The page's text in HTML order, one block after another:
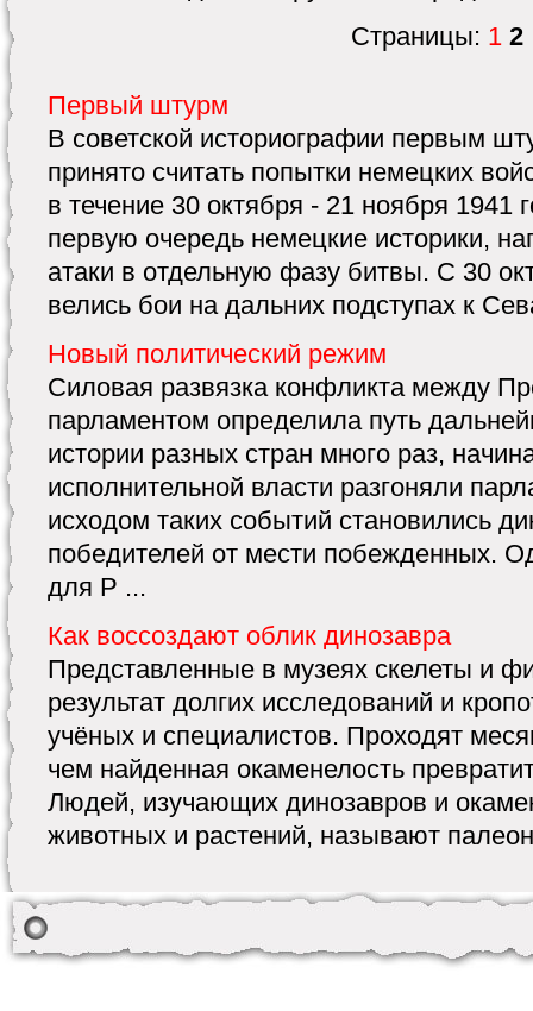
Страницы: 1 2
Первый штурм
В советской историографии первым
принято считать попытки немецких
в течение 30 октября - 21 ноября 1941
первую очередь немецкие историки,
атаки в отдельную фазу битвы. С 30
велись бои на дальних подступах к
Новый политический режим
Силовая развязка конфликта между
парламентом определила путь
истории разных стран много раз,
исполнительной власти разгоняли
исходом таких событий становились
победителей от мести побежденных.
для Р ...
Как воссоздают облик динозавра
Представленные в музеях скелеты и
результат долгих исследований и
учёных и специалистов. Проходят
чем найденная окаменелость
Людей, изучающих динозав­ров и
животных и растений, назы­вают